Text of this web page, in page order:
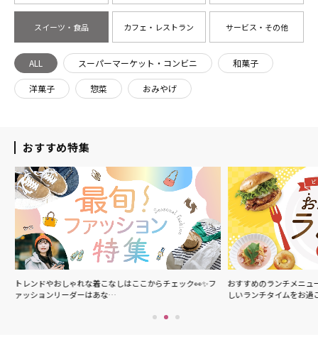
スイーツ・食品 カフェ・レストラン サービス・その他
ALL スーパーマーケット・コンビニ 和菓子
洋菓子 惣菜 おみやげ
おすすめ特集
トレンドやおしゃれな着こなしはここからチェック👀✨フ
ァッションリーダーはあな…
おすすめのランチメニュ
しいランチタイムをお